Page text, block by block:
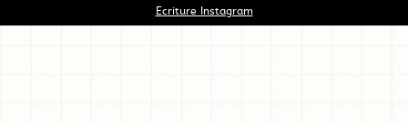
Ecriture Instagram